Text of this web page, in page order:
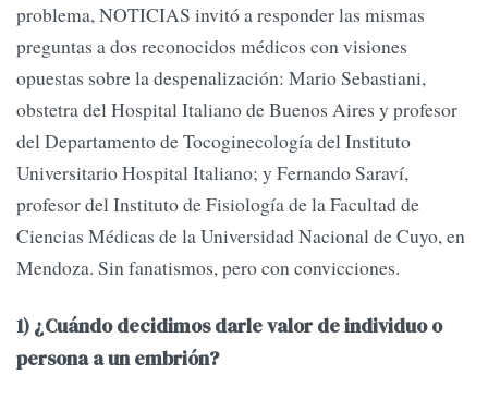
problema, NOTICIAS invitó a responder las mismas
preguntas a dos reconocidos médicos con visiones
opuestas sobre la despenalización: Mario Sebastiani,
obstetra del Hospital Italiano de Buenos Aires y profesor
del Departamento de Tocoginecología del Instituto
Universitario Hospital Italiano; y Fernando Saraví,
profesor del Instituto de Fisiología de la Facultad de
Ciencias Médicas de la Universidad Nacional de Cuyo, en
Mendoza. Sin fanatismos, pero con convicciones.
1) ¿Cuándo decidimos darle valor de individuo o
persona a un embrión?